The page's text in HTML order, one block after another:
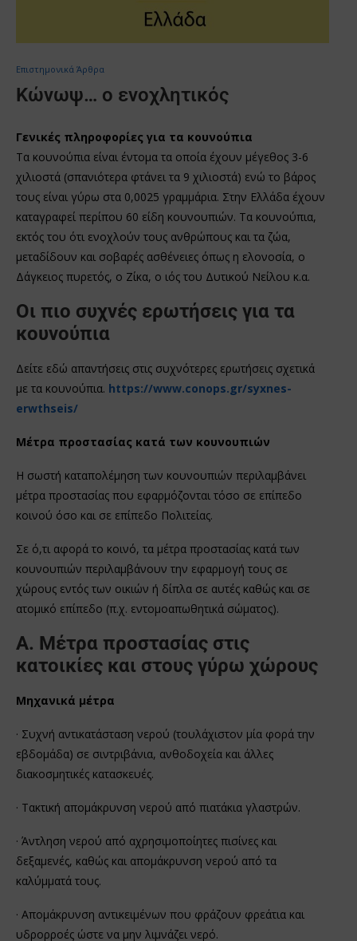
Επιστημονικά Άρθρα
Κώνωψ… ο ενοχλητικός
Γενικές πληροφορίες για τα κουνούπια
Τα κουνούπια είναι έντομα τα οποία έχουν μέγεθος 3-6
χιλιοστά (σπανιότερα φτάνει τα 9 χιλιοστά) ενώ το βάρος
τους είναι γύρω στα 0,0025 γραμμάρια. Στην Ελλάδα έχουν
καταγραφεί περίπου 60 είδη κουνουπιών. Τα κουνούπια,
εκτός του ότι ενοχλούν τους ανθρώπους και τα ζώα,
μεταδίδουν και σοβαρές ασθένειες όπως η ελονοσία, ο
Δάγκειος πυρετός, ο Ζίκα, ο ιός του Δυτικού Νείλου κ.α.
Οι πιο συχνές ερωτήσεις για τα
κουνούπια
Δείτε εδώ απαντήσεις στις συχνότερες ερωτήσεις σχετικά
με τα κουνούπια. https://www.conops.gr/syxnes-
erwthseis/
Μέτρα προστασίας κατά των κουνουπιών
Η σωστή καταπολέμηση των κουνουπιών περιλαμβάνει
μέτρα προστασίας που εφαρμόζονται τόσο σε επίπεδο
κοινού όσο και σε επίπεδο Πολιτείας.
Σε ό,τι αφορά το κοινό, τα μέτρα προστασίας κατά των
κουνουπιών περιλαμβάνουν την εφαρμογή τους σε
χώρους εντός των οικιών ή δίπλα σε αυτές καθώς και σε
ατομικό επίπεδο (π.χ. εντομοαπωθητικά σώματος).
Α. Μέτρα προστασίας στις
κατοικίες και στους γύρω χώρους
Μηχανικά μέτρα
· Συχνή αντικατάσταση νερού (τουλάχιστον μία φορά την
εβδομάδα) σε σιντριβάνια, ανθοδοχεία και άλλες
διακοσμητικές κατασκευές.
· Τακτική απομάκρυνση νερού από πιατάκια γλαστρών.
· Άντληση νερού από αχρησιμοποίητες πισίνες και
δεξαμενές, καθώς και απομάκρυνση νερού από τα
καλύμματά τους.
· Απομάκρυνση αντικειμένων που φράζουν φρεάτια και
υδρορροές ώστε να μην λιμνάζει νερό.